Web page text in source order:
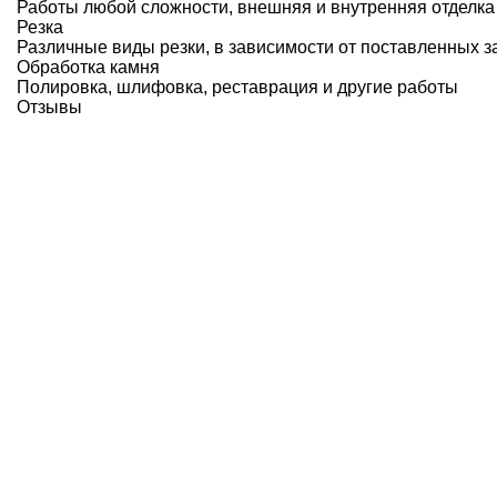
Работы любой сложности, внешняя и внутренняя отделка
Резка
Различные виды резки, в зависимости от поставленных
Обработка камня
Полировка, шлифовка, реставрация и другие работы
Отзывы